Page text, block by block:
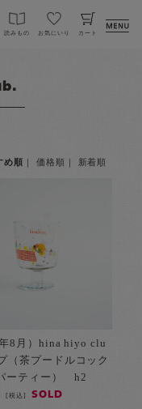
読みもの お気にいり カート
め順 価格順 新着順
年8月）hina hiyo clu
（茶プードルコック
ーティー） h2
[税込] SOLD